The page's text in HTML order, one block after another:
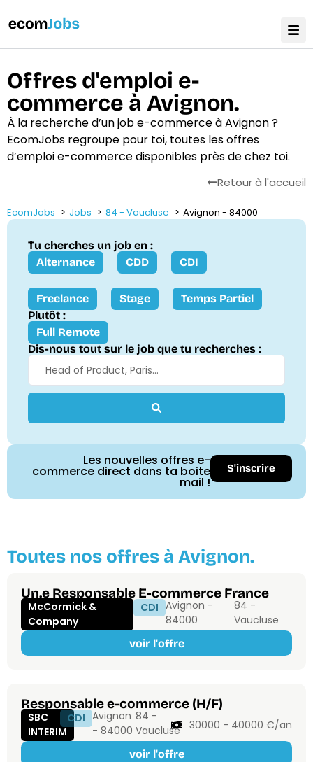
Offres d'emploi e-
commerce à Avignon.
À la recherche d’un job e-commerce à Avignon ?
EcomJobs regroupe pour toi, toutes les offres
d’emploi e-commerce disponibles près de chez toi.
Retour à l'accueil
EcomJobs Jobs 84 - Vaucluse Avignon - 84000
Tu cherches un job en :
Alternance
CDD CDI
Freelance Stage
Temps Partiel
Plutôt :
Full Remote
Dis-nous tout sur le job que tu recherches :
Les nouvelles offres e-
commerce direct dans ta boite
mail !
S'inscrire
Toutes nos offres à Avignon.
Un.e Responsable E-commerce France
McCormick &
Company
CDI Avignon -
84000
84 -
Vaucluse
voir l'offre
Responsable e-commerce (H/F)
SBC
INTERIM
CDI Avignon
- 84000
84 -
Vaucluse
30000 - 40000 €/an
voir l'offre